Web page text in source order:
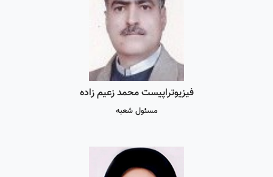
فیزیوتراپیست محمد زعیم زاده
مسئول شعبه